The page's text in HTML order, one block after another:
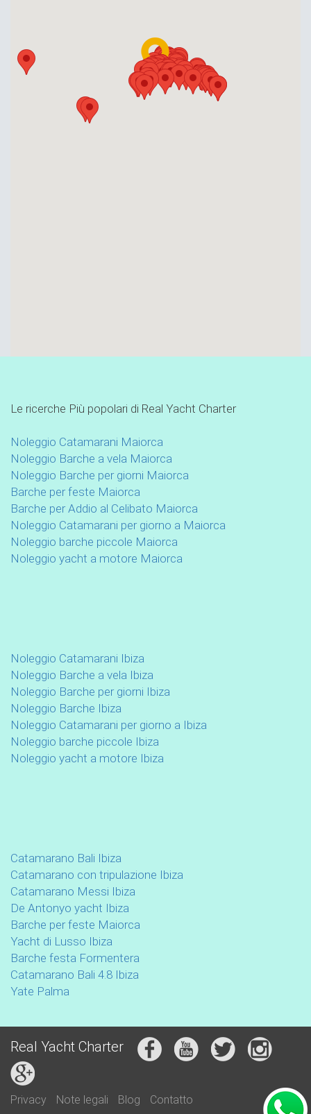
Le ricerche Più popolari di Real Yacht Charter
Noleggio Catamarani Maiorca
Noleggio Barche a vela Maiorca
Noleggio Barche per giorni Maiorca
Barche per feste Maiorca
Barche per Addio al Celibato Maiorca
Noleggio Catamarani per giorno a Maiorca
Noleggio barche piccole Maiorca
Noleggio yacht a motore Maiorca
Noleggio Catamarani Ibiza
Noleggio Barche a vela Ibiza
Noleggio Barche per giorni Ibiza
Noleggio Barche Ibiza
Noleggio Catamarani per giorno a Ibiza
Noleggio barche piccole Ibiza
Noleggio yacht a motore Ibiza
Catamarano Bali Ibiza
Catamarano con tripulazione Ibiza
Catamarano Messi Ibiza
De Antonyo yacht Ibiza
Barche per feste Maiorca
Yacht di Lusso Ibiza
Barche festa Formentera
Catamarano Bali 4.8 Ibiza
Yate Palma
Real Yacht Charter
Privacy Note legali Blog Contatto